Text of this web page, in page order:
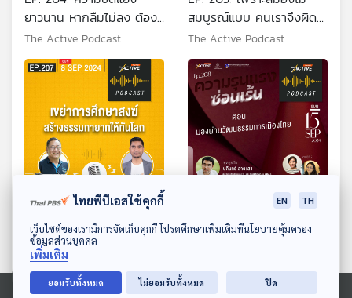
ดาวน์โหลด Thai PBS Podcast Application
ยาวนาน หากลืมไม่ลง ต้อง
ทนกันให้ได้
The Active Podcast
สมบูรณ์แบบ คนเราจึงผิด
พลาดได้
The Active Podcast
สงฆ์ สร้างธรรมทายาทให้ทัน
โลก
The Active Podcast
วัฒนธรรมการเมืองไทย
ไทยพีบีเอสใช้คุกกี้ EN TH
เว็บไซต์ของเรามีการจัดเก็บคุกกี้ โปรดศึกษาเพิ่มเติมที่นโยบายคุ้มครอง
ข้อมูลส่วนบุคคล
เพิ่มเติม
ยอมรับทั้งหมด ไม่ยอมรับทั้งหมด ปิด